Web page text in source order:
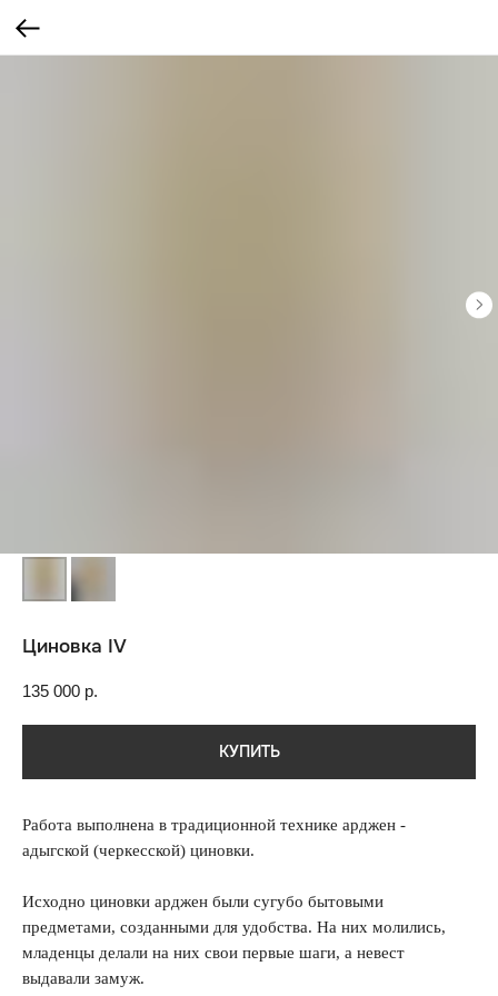
Циновка IV
135 000 р.
КУПИТЬ
Работа выполнена в традиционной технике арджен -
адыгской (черкесской) циновки.
Исходно циновки арджен были сугубо бытовыми
предметами, созданными для удобства. На них молились,
младенцы делали на них свои первые шаги, а невест
выдавали замуж.